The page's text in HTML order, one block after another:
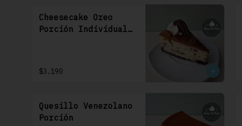
Cheesecake Oreo
Porción Individual
$3.190
Quesillo Venezolano
Porción